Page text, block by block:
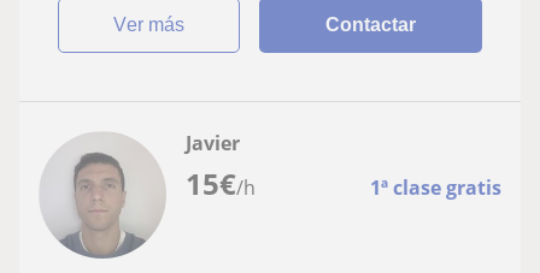
ver más Contactar
15€/h 1ª clase gratis
Javier